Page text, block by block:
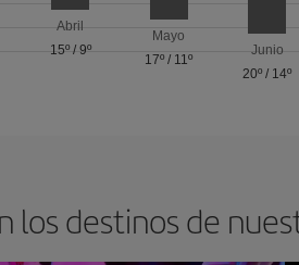
Abril
15º/ 9º
Mayo
17º / 11º
Junio
20º / 14º
los destinos de